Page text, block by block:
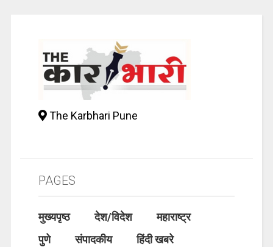
The Karbhari Pune
PAGES
मुख्यपृष्ठ देश/विदेश
महाराष्ट्र
पुणे
संपादकीय
हिंदी खबरे